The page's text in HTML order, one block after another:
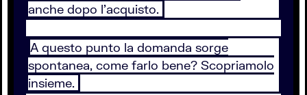
anche dopo l’acquisto.
A questo punto la domanda sorge
spontanea, come farlo bene? Scopriamolo
insieme.